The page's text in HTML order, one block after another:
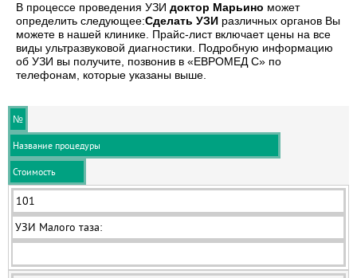
В процессе проведения УЗИ доктор Марьино может
определить следующее:Сделать УЗИ различных органов Вы
можете в нашей клинике. Прайс-лист включает цены на все
виды ультразвуковой диагностики. Подробную информацию
об УЗИ вы получите, позвонив в «ЕВРОМЕД С» по
телефонам, которые указаны выше.
№
Название процедуры
Стоимость
101
УЗИ Малого таза: